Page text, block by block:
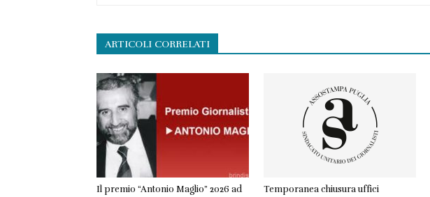
ARTICOLI CORRELATI
Il premio “Antonio Maglio” 2026 ad
Temporanea chiusura uffici